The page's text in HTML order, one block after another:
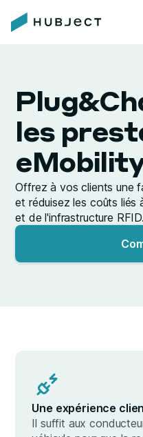
les
Offrez à vos clients une
et réduisez les coûts liés
et de l'infrastructure RFID.
Une expérience
Il suffit aux